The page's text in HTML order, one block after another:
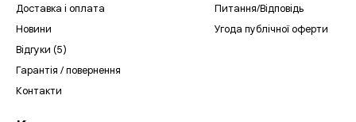
Доставка і оплата
Новини
Відгуки (5)
Гарантія / повернення
Контакти
Питання/Відповідь
Угода публічної оферти